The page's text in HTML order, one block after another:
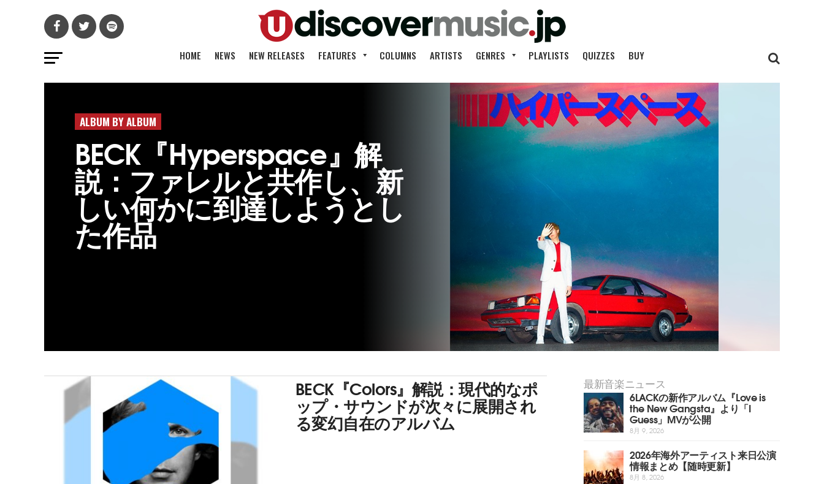
HOME NEWS NEW RELEASES FEATURES COLUMNS ARTISTS GENRES PLAYLISTS QUIZZES BUY
ALBUM BY ALBUM
BECK『Hyperspace』解
説：ファレルと共作し、新
しい何かに到達しようとし
た作品
BECK『Colors』解説：現代的なポ
ップ・サウンドが次々に展開され
る変幻自在のアルバム
最新音楽ニュース
6LACKの新作アルバム『Love is
the New Gangsta』より「I
Guess」MVが公開
8月 9, 2026
2026年海外アーティスト来日公演
情報まとめ【随時更新】
8月 8, 2026